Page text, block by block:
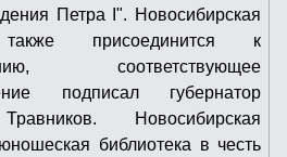
Петра I". Новосибирская
присоединится к
соответствующее
подписал губернатор
Новосибирская
библиотека в честь